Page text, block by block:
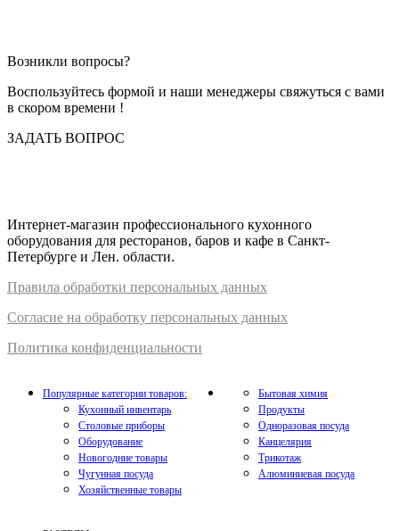
Возникли вопросы?
Воспользуйтесь формой и наши менеджеры свяжуться с вами
в скором времени !
ЗАДАТЬ ВОПРОС
Интернет-магазин профессионального кухонного
оборудования для ресторанов, баров и кафе в Санкт-
Петербурге и Лен. области.
Правила обработки персональных данных
Согласие на обработку персональных данных
Политика конфиденциальности
Популярные категории товаров:
Кухонный инвентарь
Столовые приборы
Оборудование
Новогодние товары
Чугунная посуда
Хозяйственные товары
Бытовая химия
Продукты
Одноразовая посуда
Канцелярия
Трикотаж
Алюминиевая посуда